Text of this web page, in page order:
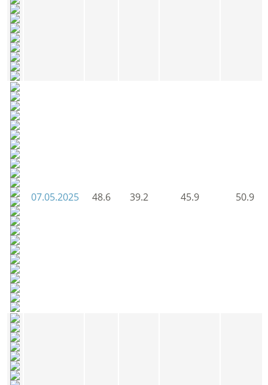
07.05.2025 48.6 39.2 45.9 50.9